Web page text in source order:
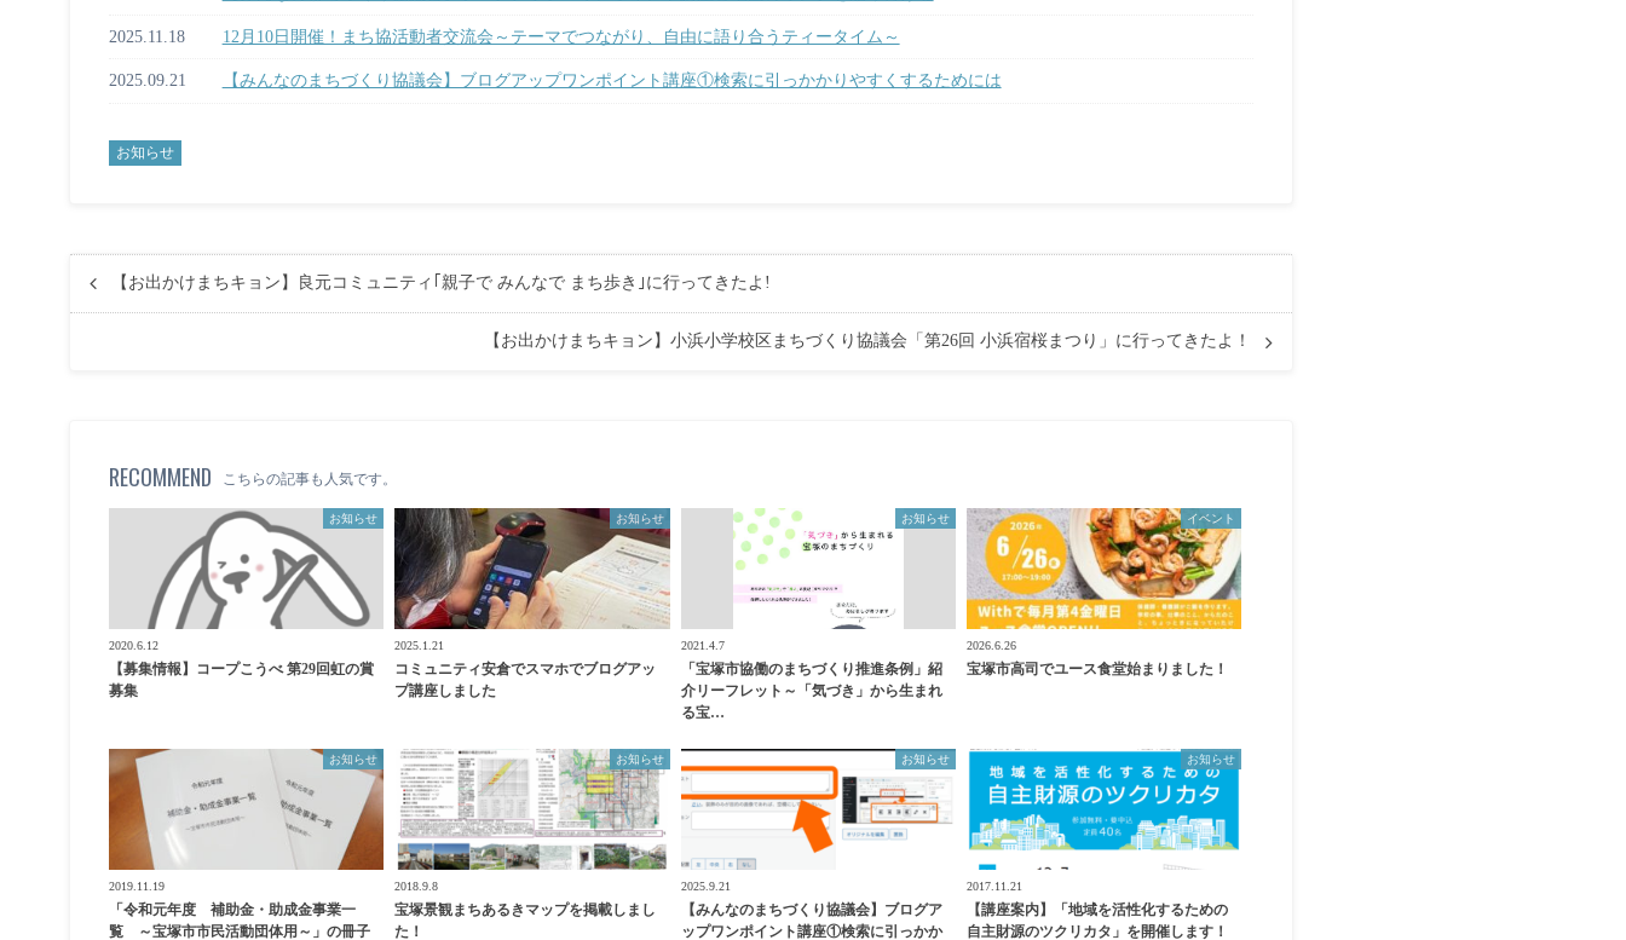
2025.11.18 12月10日開催！まち協活動者交流会～テーマでつながり、自由に語り合うティータイム～
2025.09.21 【みんなのまちづくり協議会】ブログアップワンポイント講座①検索に引っかかりやすくするためには
お知らせ
【お出かけまちキョン】良元コミュニティ｢親子で みんなで まち歩き｣に行ってきたよ!
【お出かけまちキョン】小浜小学校区まちづくり協議会「第26回 小浜宿桜まつり」に行ってきたよ！
RECOMMEND こちらの記事も人気です。
お知らせ
2020.6.12
【募集情報】コープこうべ 第29回虹の賞
募集
お知らせ
2025.1.21
コミュニティ安倉でスマホでブログアッ
プ講座しました
お知らせ
2021.4.7
「宝塚市協働のまちづくり推進条例」紹
介リーフレット～「気づき」から生まれ
る宝…
イベント
2026.6.26
宝塚市高司でユース食堂始まりました！
お知らせ
2019.11.19
「令和元年度 補助金・助成金事業一
覧 ～宝塚市市民活動団体用～」の冊子
お知らせ
2018.9.8
宝塚景観まちあるきマップを掲載しまし
た！
お知らせ
2025.9.21
【みんなのまちづくり協議会】ブログア
ップワンポイント講座①検索に引っかか
お知らせ
2017.11.21
【講座案内】「地域を活性化するための
自主財源のツクリカタ」を開催します！